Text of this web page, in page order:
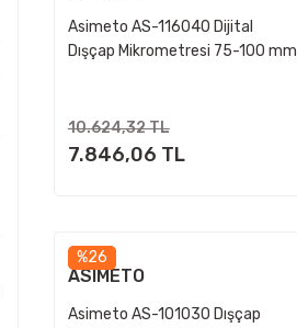
Asimeto AS-116040 Dijital
Dışçap Mikrometresi 75-100 mm
10.624,32 TL
7.846,06 TL
%26
ASIMETO
Asimeto AS-101030 Dışçap